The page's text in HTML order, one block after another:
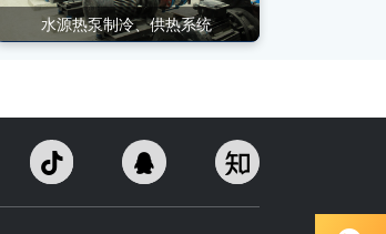
水源热泵制冷、供热系统